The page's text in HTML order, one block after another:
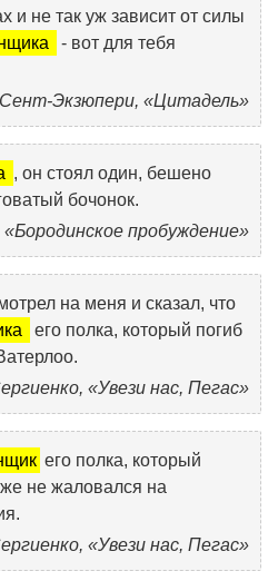
и не так уж зависит от силы
- вот для тебя
Экзюпери, «Цитадель»
, он стоял один, бешено
бочонок.
пробуждение»
на меня и сказал, что
его полка, который погиб
«Увези нас, Пегас»
его полка, который
не жаловался на
«Увези нас, Пегас»